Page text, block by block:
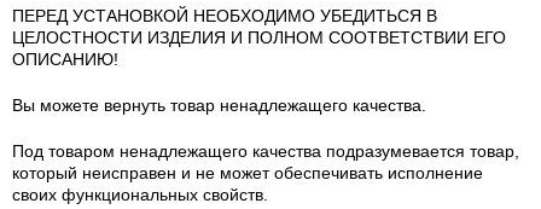
ПЕРЕД УСТАНОВКОЙ НЕОБХОДИМО УБЕДИТЬСЯ В
ЦЕЛОСТНОСТИ ИЗДЕЛИЯ И ПОЛНОМ СООТВЕТСТВИИ ЕГО
ОПИСАНИЮ!
Вы можете вернуть товар ненадлежащего качества.
Под товаром ненадлежащего качества подразумевается товар,
который неисправен и не может обеспечивать исполнение
своих функциональных свойств.